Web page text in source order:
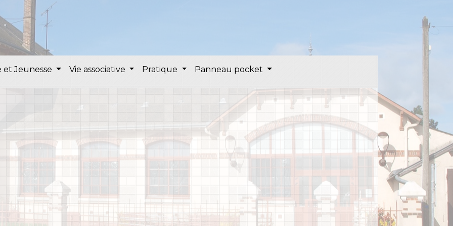
et Jeunesse Vie associative Pratique Panneau pocket